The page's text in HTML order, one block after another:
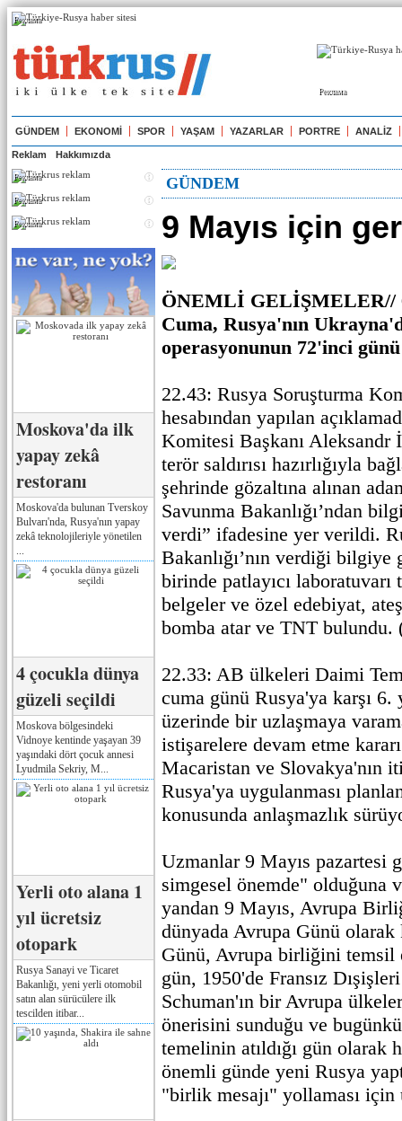
Реклама
Реклама
GÜNDEM EKONOMİ SPOR YAŞAM YAZARLAR PORTRE ANALİZ
Reklam Hakkımızda
Реклама
Реклама
Реклама
Moskova'da ilk
yapay zekâ
restoranı
Moskova'da bulunan Tverskoy
Bulvarı'nda, Rusya'nın yapay
zekâ teknolojileriyle yönetilen
4 çocukla dünya
güzeli seçildi
Moskova bölgesindeki
Vidnoye kentinde yaşayan 39
yaşındaki dört çocuk annesi
Lyudmila Sekriy, M...
Yerli oto alana 1
yıl ücretsiz
otopark
Rusya Sanayi ve Ticaret
Bakanlığı, yeni yerli otomobil
satın alan sürücülere ilk
tescilden itibar...
GÜNDEM
9 Mayıs için
ÖNEMLİ GELİŞMELER//
Cuma, Rusya'nın
operasyonunun 72'inci günü
22.43: Rusya Soruşturma
hesabından yapılan
Komitesi Başkanı Aleksandr
terör saldırısı hazırlığıyla
şehrinde gözaltına alınan
Savunma Bakanlığı’ndan
verdi” ifadesine yer verildi.
Bakanlığı’nın verdiği bilgiye
birinde patlayıcı
belgeler ve özel edebiyat,
bomba atar ve TNT bulundu.
22.33: AB ülkeleri Daimi
cuma günü Rusya'ya karşı 6.
üzerinde bir uzlaşmaya
istişarelere devam etme
Macaristan ve Slovakya'nın
Rusya'ya uygulanması
konusunda anlaşmazlık
Uzmanlar 9 Mayıs pazartesi
simgesel önemde" olduğuna
yandan 9 Mayıs, Avrupa
dünyada Avrupa Günü olarak
Günü, Avrupa birliğini
gün, 1950'de Fransız
Schuman'ın bir Avrupa
önerisini sunduğu ve
temelinin atıldığı gün olarak
önemli günde yeni Rusya
"birlik mesajı" yollaması için